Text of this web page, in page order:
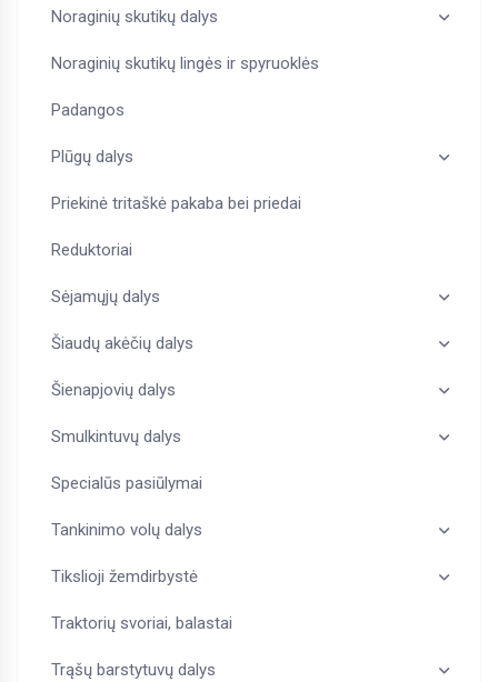
Noraginių skutikų dalys
Noraginių skutikų lingės ir spyruoklės
Padangos
Plūgų dalys
Priekinė tritaškė pakaba bei priedai
Reduktoriai
Sėjamųjų dalys
Šiaudų akėčių dalys
Šienapjovių dalys
Smulkintuvų dalys
Specialūs pasiūlymai
Tankinimo volų dalys
Tikslioji žemdirbystė
Traktorių svoriai, balastai
Trąšų barstytuvų dalys